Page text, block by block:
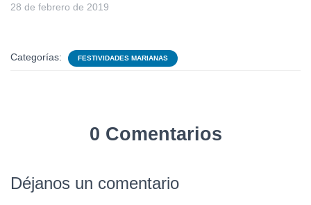
28 de febrero de 2019
Categorías: FESTIVIDADES MARIANAS
0 Comentarios
Déjanos un comentario